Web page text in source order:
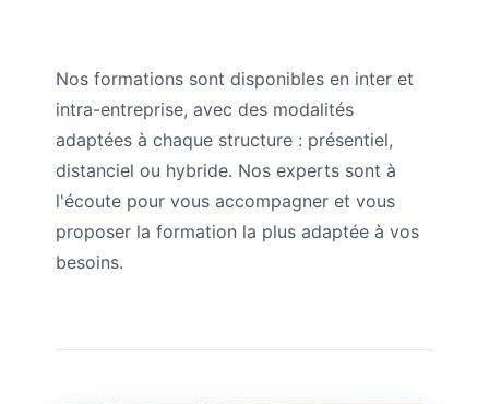
Nos formations sont disponibles en inter et
intra-entreprise, avec des modalités
adaptées à chaque structure : présentiel,
distanciel ou hybride. Nos experts sont à
l'écoute pour vous accompagner et vous
proposer la formation la plus adaptée à vos
besoins.